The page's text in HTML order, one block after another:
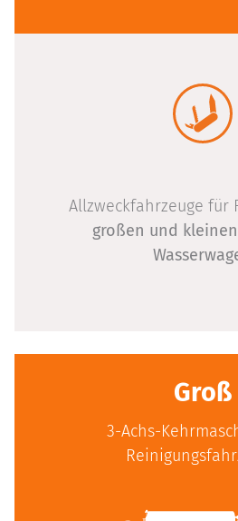
Allzweckfahrzeuge für
großen und
Groß
3-Achs-